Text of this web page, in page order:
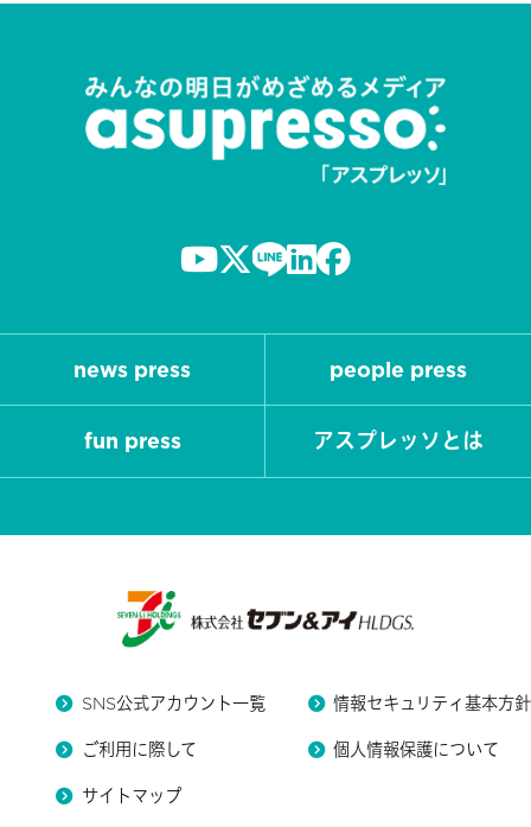
news press people press
fun press アスプレッソとは
SNS公式アカウント一覧 情報セキュリティ基本方針
ご利用に際して 個人情報保護について
サイトマップ